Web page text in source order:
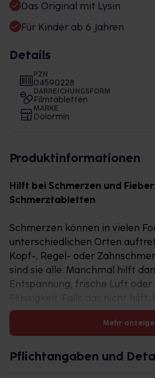
Das Original mit Lysin
Für Kinder ab 6 Jahren
Details
PZN
04590228
DARREICHUNGSFORM
Filmtabletten
MARKE
Dolormin
Produktinformationen
Hilft bei Schmerzen und
Schmerztabletten
Schmerzen können in vielen
unterschiedlichen Orten
Kopf-, Regel- oder
sind sie alle. Manchmal hilft
Entspannung, frische Luft oder
Schmerztabletten helfen. Sie
bis mäßig starke Schmerzen
Welcher Wirkstoff ist in
Mehr
Pflichtangaben und